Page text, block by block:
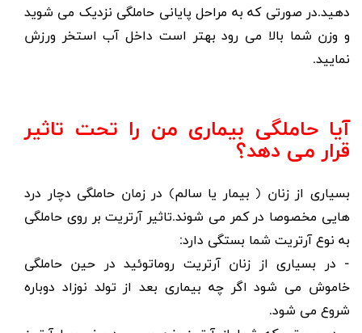
دهید.در صورتی که به مراحل پایانی حاملگی نزدیک می شوید
و وزن شما بالا می رود بهتر است داخل آب استخر ورزش
نمایید.
آیا حاملگی بیماری من را تحت تاثیر
قرار می دهد؟
بسیاری از زنان ( بیمار یا سالم) در زمان حاملگی دچار درد
هایی مخصوصا در کمر می شوند.تاثیر آرتریت بر روی حاملگی
به نوع آرتریت شما بستگی دارد:
- در بسیاری از زنان آرتریت روماتوئید در حین حاملگی
خاموش می شود اگر چه بیماری بعد از تولد نوزاد دوباره
شروع می شود.